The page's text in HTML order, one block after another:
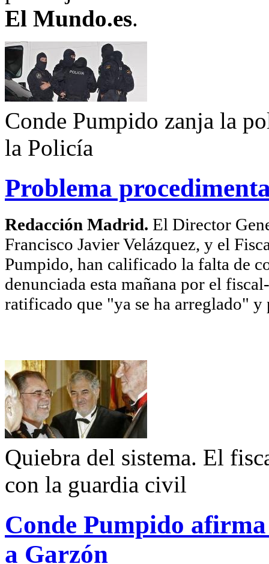
El Mundo.es.
Conde Pumpido zanja la
la Policía
Problema
Redacción Madrid. El Director
Francisco Javier Velázquez, y el
Pumpido, han calificado la falta de
denunciada esta mañana por el
ratificado que "ya se ha arreglado"
Quiebra del sistema. El
con la guardia civil
Conde Pumpido
a Garzón